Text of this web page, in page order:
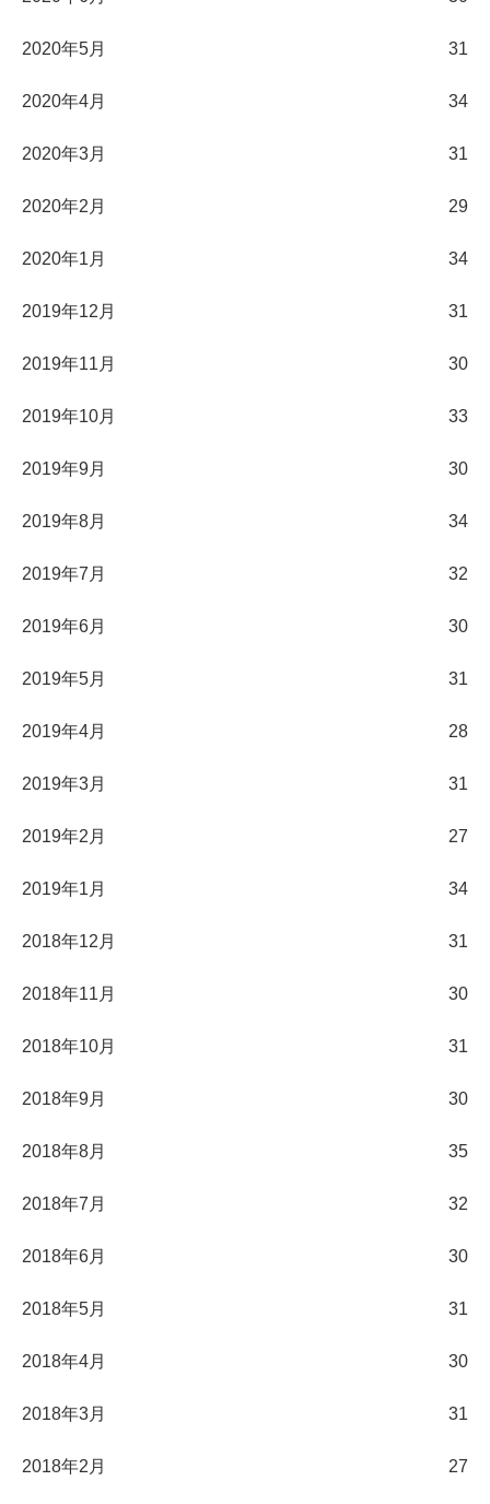
2020年5月 31
2020年4月 34
2020年3月 31
2020年2月 29
2020年1月 34
2019年12月 31
2019年11月 30
2019年10月 33
2019年9月 30
2019年8月 34
2019年7月 32
2019年6月 30
2019年5月 31
2019年4月 28
2019年3月 31
2019年2月 27
2019年1月 34
2018年12月 31
2018年11月 30
2018年10月 31
2018年9月 30
2018年8月 35
2018年7月 32
2018年6月 30
2018年5月 31
2018年4月 30
2018年3月 31
2018年2月 27